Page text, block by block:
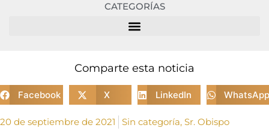
CATEGORÍAS
Comparte esta noticia
Facebook X LinkedIn WhatsApp
20 de septiembre de 2021 Sin categoría, Sr. Obispo